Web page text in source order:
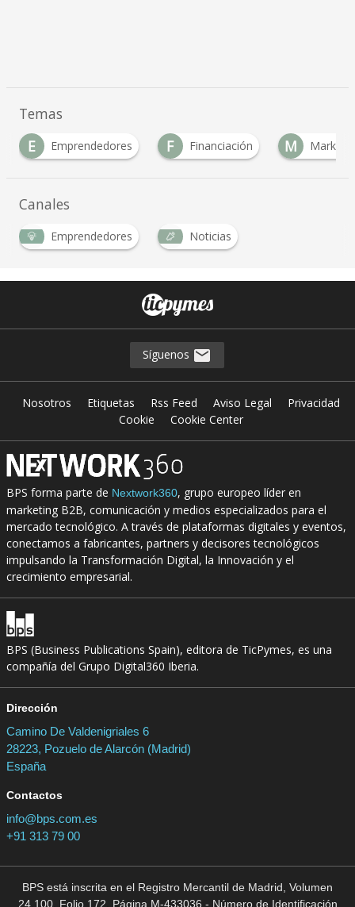
Temas
E
Emprendedores F Financiación M
Canales
Emprendedores Noticias
Síguenos
Nosotros Etiquetas Rss Feed Aviso Legal
Privacidad
Cookie
Cookie Center
BPS forma parte de Nextwork360, grupo europeo líder en
marketing B2B, comunicación y medios especializados para el
mercado tecnológico. A través de plataformas digitales y eventos,
conectamos a fabricantes, partners y decisores tecnológicos
impulsando la Transformación Digital, la Innovación y el
crecimiento empresarial.
BPS (Business Publications Spain), editora de TicPymes, es una
compañía del Grupo Digital360 Iberia.
Dirección
Camino De Valdenigriales 6
28223, Pozuelo de Alarcón (Madrid)
España
Contactos
info@bps.com.es
+91 313 79 00
BPS está inscrita en el Registro Mercantil de Madrid, Volumen
24.100, Folio 172, Página M-433036 - Número de Identificación